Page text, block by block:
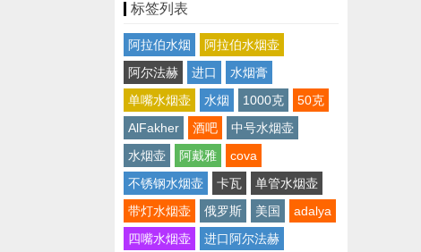
标签列表
阿拉伯水烟
阿拉伯水烟壶
阿尔法赫
进口
水烟膏
单嘴水烟壶
水烟 1000克
50克
AlFakher
酒吧
中号水烟壶
水烟壶
阿戴雅
cova
不锈钢水烟壶
卡瓦
单管水烟壶
带灯水烟壶
俄罗斯 美国
adalya
四嘴水烟壶
进口阿尔法赫